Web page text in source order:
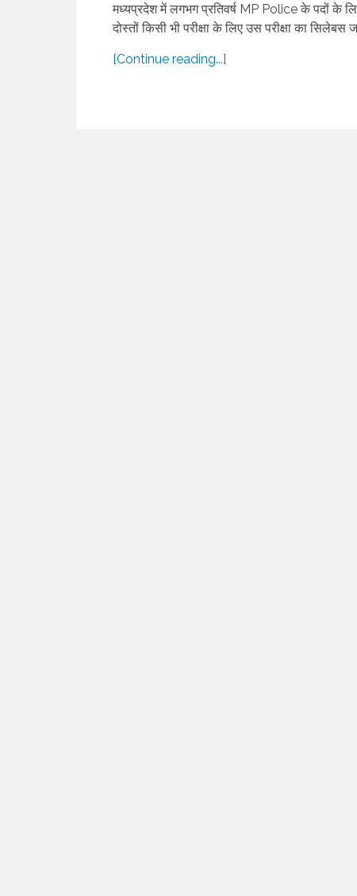
मध्यप्रदेश में लगभग प्रतिवर्ष MP Police के पदों के
दोस्तों किसी भी परीक्षा के लिए उस परीक्षा का
[Continue reading...]